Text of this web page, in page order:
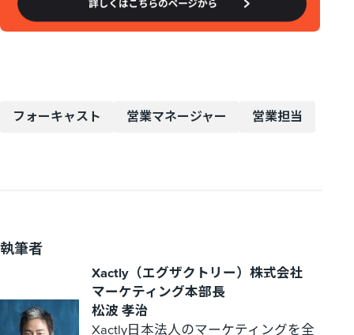
フォーキャスト 営業マネージャー 営業担当
執筆者
Xactly（エグザクトリー）株式会社
マーケティング本部長
松波 孝治
Xactly日本法人のマーケティングを全